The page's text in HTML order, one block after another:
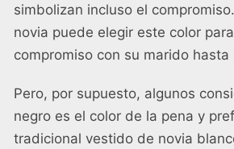
simbolizan incluso el
novia puede elegir este color
compromiso con su marido hasta
Pero, por supuesto, algunos
negro es el color de la pena y
tradicional vestido de novia